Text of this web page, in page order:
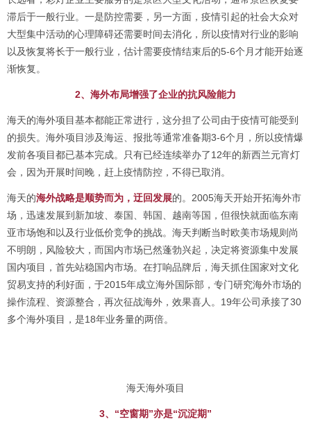
滞后于一般行业。一是防控需要，另一方面，疫情引起的社会大众对
大型集中活动的心理障碍还需要时间去消化，所以疫情对行业的影响
以及恢复将长于一般行业，估计需要疫情结束后的5-6个月才能开始逐
渐恢复。
2、海外布局增强了企业的抗风险能力
海天的海外项目基本都能正常进行，这分担了公司由于疫情可能受到
的损失。海外项目涉及海运、报批等通常准备期3-6个月，所以疫情爆
发前各项目都已基本完成。只有已经连续举办了12年的新西兰元宵灯
会，因为开展时间晚，赶上疫情防控，不得已取消。
海天的海外战略是顺势而为，迂回发展的。2005海天开始开拓海外市
场，迅速发展到新加坡、泰国、韩国、越南等国，但很快就面临东南
亚市场饱和以及行业低价竞争的挑战。海天判断当时欧美市场规则尚
不明朗，风险较大，而国内市场已然蓬勃兴起，决定将资源集中发展
国内项目，首先站稳国内市场。在打响品牌后，海天抓住国家对文化
贸易支持的利好面，于2015年成立海外国际部，专门研究海外市场的
操作流程、资源整合，再次征战海外，效果喜人。19年公司承接了30
多个海外项目，是18年业务量的两倍。
海天海外项目
3、“空窗期”亦是“沉淀期”